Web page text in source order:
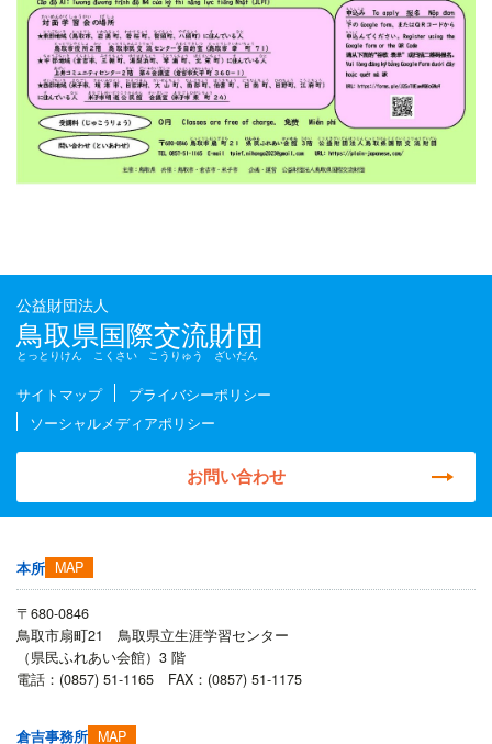
公益財団法人
鳥取県国際交流財団
とっとりけん こくさい こうりゅう ざいだん
サイトマップ
プライバシーポリシー
ソーシャルメディアポリシー
お問い合わせ
本所 MAP
〒680-0846
鳥取市扇町21 鳥取県立生涯学習センター
（県民ふれあい会館）3 階
電話：(0857) 51-1165 FAX：(0857) 51-1175
倉吉事務所 MAP